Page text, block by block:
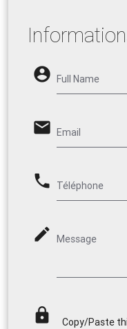
account_circle Full Name
email Email
phone Téléphone
mode_edit Message
lock
Copy/Paste